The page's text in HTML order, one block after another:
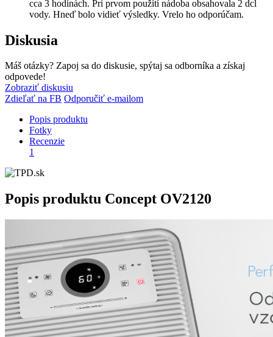
cca 3 hodinách. Pri prvom použití nádoba obsahovala 2 dcl
vody. Hneď bolo vidieť výsledky. Vrelo ho odporúčam.
Diskusia
Máš otázky? Zapoj sa do diskusie, spýtaj sa odborníka a získaj
odpovede!
Zobraziť diskusiu
Zdieľať na FB Odporučiť e-mailom
Popis produktu
Fotky
Recenzie
1
Popis produktu Concept OV2120